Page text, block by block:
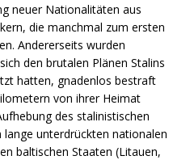
neuer Nationalitäten aus
die manchmal zum ersten
Andererseits wurden
den brutalen Plänen Stalins
hatten, gnadenlos bestraft
von ihrer Heimat
des stalinistischen
unterdrückten nationalen
baltischen Staaten (Litauen,